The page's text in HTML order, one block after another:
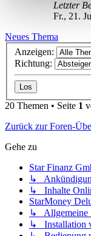
Letzter
Fr., 21.
Neues Thema
Anzeigen:
Richtung:
20 Themen • Seite 1
Zurück zur Foren-
Gehe zu
Star Finanz
↳
↳ Inhalte
StarMoney
↳ Allgemeine
↳ Installation